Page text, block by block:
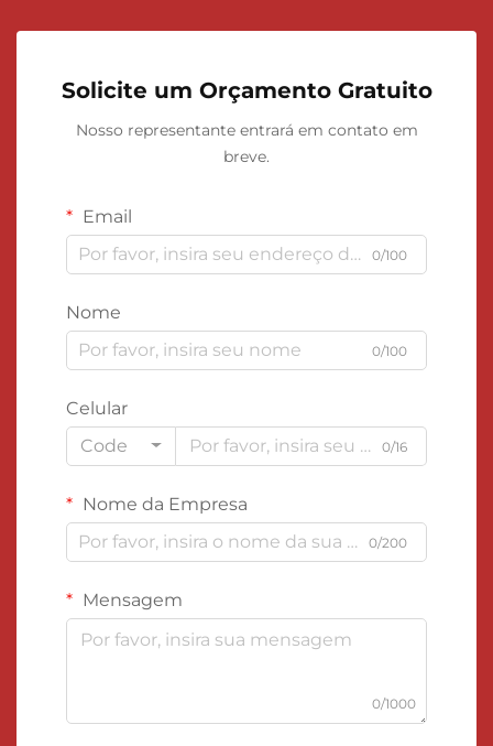
Solicite um Orçamento Gratuito
Nosso representante entrará em contato em
breve.
Email
0/100
Nome
0/100
Celular
Code
0/16
Nome da Empresa
0/200
Mensagem
0/1000